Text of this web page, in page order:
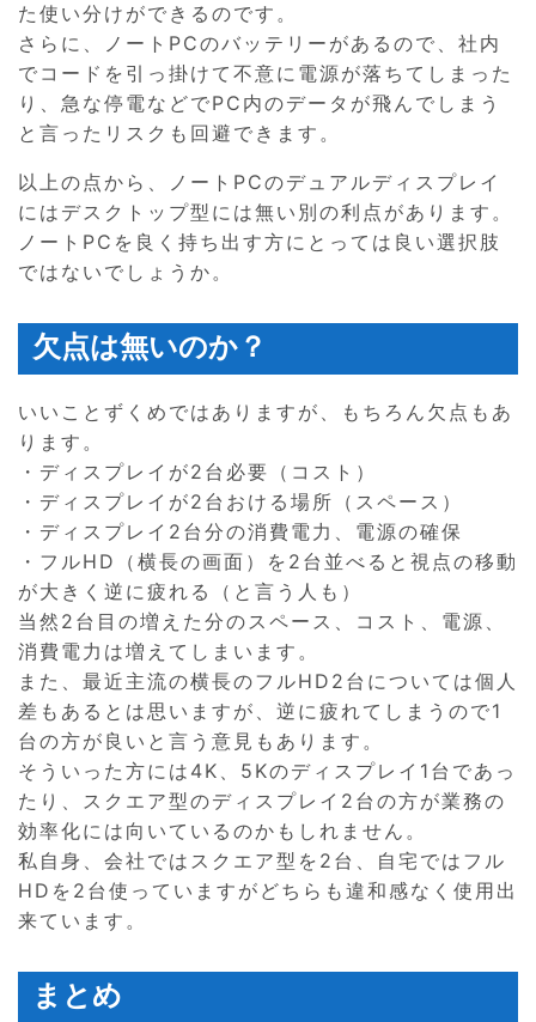
た使い分けができるのです。
さらに、ノートPCのバッテリーがあるので、社内
でコードを引っ掛けて不意に電源が落ちてしまった
り、急な停電などでPC内のデータが飛んでしまう
と言ったリスクも回避できます。
以上の点から、ノートPCのデュアルディスプレイ
にはデスクトップ型には無い別の利点があります。
ノートPCを良く持ち出す方にとっては良い選択肢
ではないでしょうか。
欠点は無いのか？
いいことずくめではありますが、もちろん欠点もあ
ります。
・ディスプレイが2台必要（コスト）
・ディスプレイが2台おける場所（スペース）
・ディスプレイ2台分の消費電力、電源の確保
・フルHD（横長の画面）を2台並べると視点の移動
が大きく逆に疲れる（と言う人も）
当然2台目の増えた分のスペース、コスト、電源、
消費電力は増えてしまいます。
また、最近主流の横長のフルHD2台については個人
差もあるとは思いますが、逆に疲れてしまうので1
台の方が良いと言う意見もあります。
そういった方には4K、5Kのディスプレイ1台であっ
たり、スクエア型のディスプレイ2台の方が業務の
効率化には向いているのかもしれません。
私自身、会社ではスクエア型を2台、自宅ではフル
HDを2台使っていますがどちらも違和感なく使用出
来ています。
まとめ